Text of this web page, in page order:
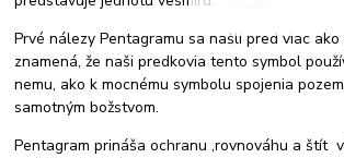
Prvé nálezy Pentagramu sa našli pred viac
znamená, že naši predkovia tento symbol
nemu, ako k mocnému symbolu spojenia
samotným božstvom.
Pentagram prináša ochranu ,rovnováhu a štít